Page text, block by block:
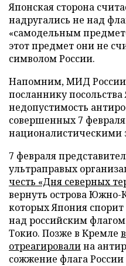
Японская сторона
надругались не над
«самодельным
этот предмет они не
символом России.
Напомним, МИД России
посланнику
недопустимость
совершенных 7
националистическими
7 февраля
ультраправых
честь «Дня северных
вернуть острова Южно-
которых Япония спорит
над российским флагом
Токио. Позже в Кремле
отреагировалина
сожжение флага России